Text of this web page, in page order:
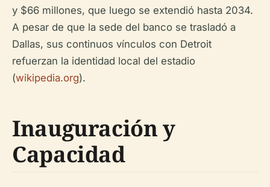
y $66 millones, que luego se extendió hasta 2034.
A pesar de que la sede del banco se trasladó a
Dallas, sus continuos vínculos con Detroit
refuerzan la identidad local del estadio
(wikipedia.org).
Inauguración y
Capacidad